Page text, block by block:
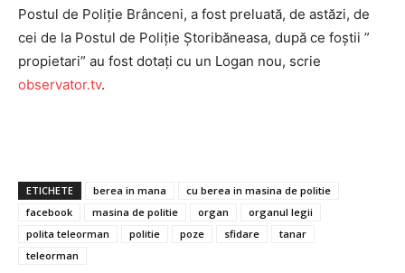
Postul de Poliție Brânceni, a fost preluată, de astăzi, de
cei de la Postul de Poliție Ștoribăneasa, după ce foștii ”
propietari” au fost dotați cu un Logan nou, scrie
observator.tv.
ETICHETE berea in mana
cu berea in masina de politie
facebook
masina de politie organ
organul legii
polita teleorman
politie poze sfidare
tanar
teleorman